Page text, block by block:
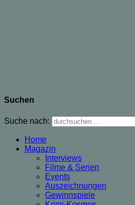
Suchen
Suche nach:
Home
Magazin
Interviews
Filme & Serien
Events
Auszeichnungen
Gewinnspiele